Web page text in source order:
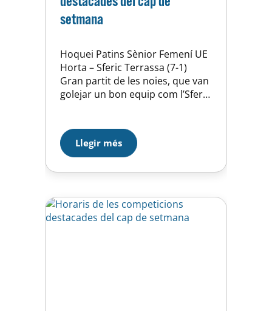
setmana
Hoquei Patins Sènior Femení UE
Horta – Sferic Terrassa (7-1)
Gran partit de les noies, que van
golejar un bon equip com l’Sferic
per fer un bon partit i sumar 3
punts, i les jugadores van ser
constants des del primer minut.
La primera…
Llegir més